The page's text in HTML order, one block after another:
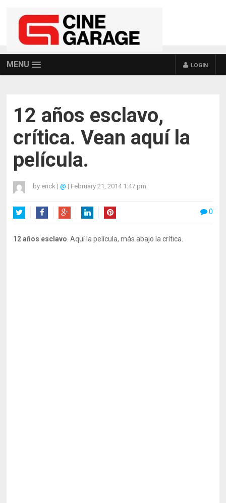
MENU LOGIN
12 años esclavo,
crítica. Vean aquí la
película.
by erick | @ | February 21, 2014 1:47 pm
0
12 años esclavo . Aquí la película, más abajo la crítica.